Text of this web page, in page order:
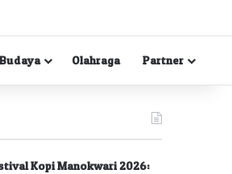
Olahraga Partner
Kopi Manokwari 2026: